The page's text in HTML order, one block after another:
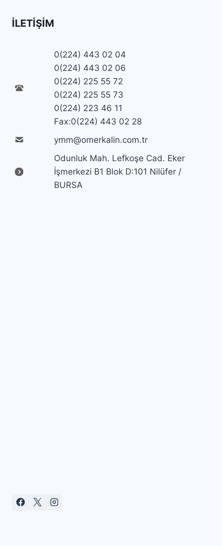
İLETIŞIM
0(224) 443 02 04
0(224) 443 02 06
0(224) 225 55 72
0(224) 225 55 73
0(224) 223 46 11
Fax:0(224) 443 02 28
ymm@omerkalin.com.tr
Odunluk Mah. Lefkoşe Cad. Eker
İşmerkezi B1 Blok D:101 Nilüfer /
BURSA